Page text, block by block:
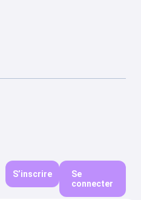
S’inscrire
Se
connecter